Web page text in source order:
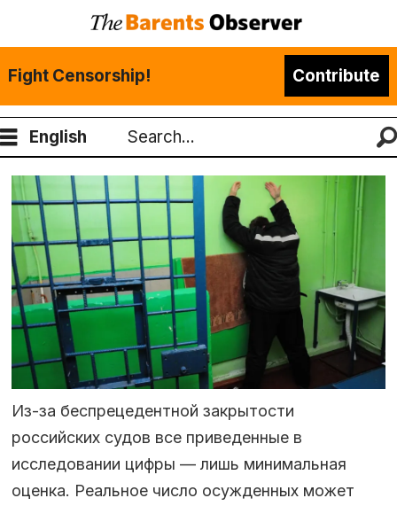
Fight Censorship! Contribute
English
Search
Из-за беспрецедентной закрытости
российских судов все приведенные в
исследовании цифры — лишь минимальная
оценка. Реальное число осужденных может